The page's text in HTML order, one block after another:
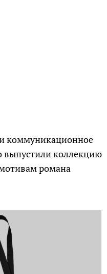
коммуникационное
выпустили коллекцию
романа